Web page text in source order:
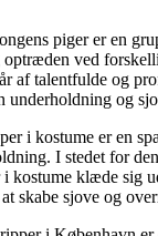
piger er en
ved
af talentfulde og
underholdning og
i kostume er en
I stedet for
kostume klæde sig
skabe sjove og